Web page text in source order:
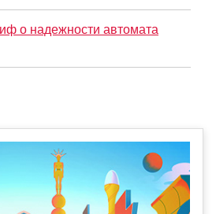
о надежности автомата